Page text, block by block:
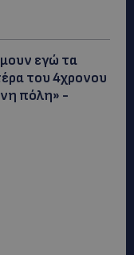
εγώ τα
του 4χρονου
πόλη» -